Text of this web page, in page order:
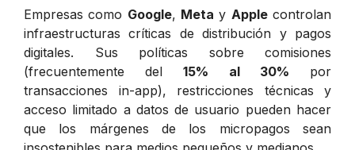
Empresas como Google, Meta y Applecontrolan
infraestructuras críticas de distribución y pagos
digitales. Sus políticas sobre comisiones
(frecuentemente del15% al 30% por
transacciones in-app), restricciones técnicas y
acceso limitado a datos de usuario pueden hacer
que los márgenes de los micropagos sean